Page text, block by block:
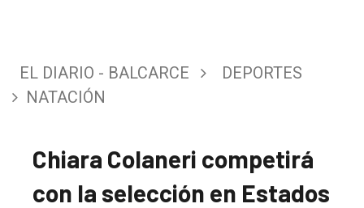
EL DIARIO - BALCARCE
DEPORTES
NATACIÓN
Chiara Colaneri competirá
con la selección en Estados